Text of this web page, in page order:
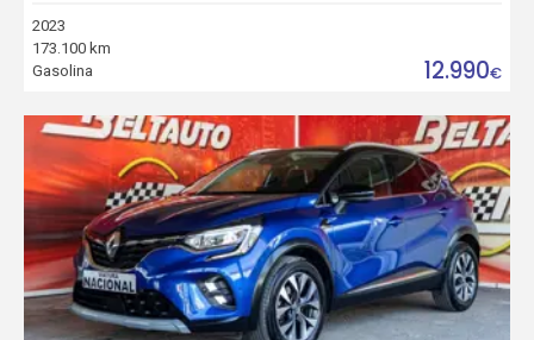
2023
173.100 km
Gasolina
12.990€